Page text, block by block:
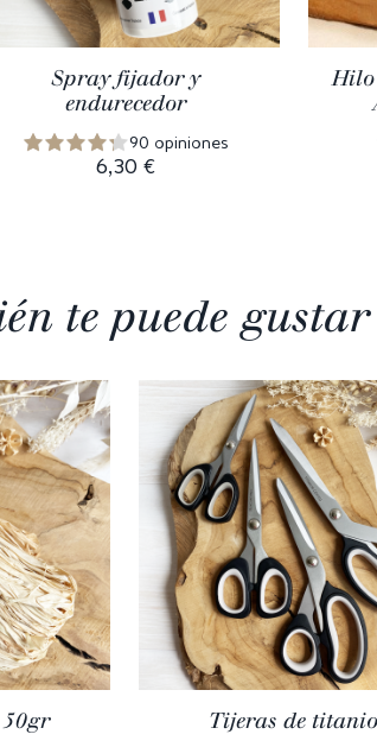
Spray fijador y
endurecedor
90 opiniones
6,30 €
Hilo
te puede gustar
Tijeras de titanio